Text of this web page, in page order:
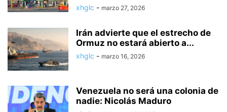
xhglc - marzo 27, 2026
Irán advierte que el estrecho de
Ormuz no estará abierto a...
xhglc - marzo 16, 2026
Venezuela no será una colonia de
nadie: Nicolás Maduro